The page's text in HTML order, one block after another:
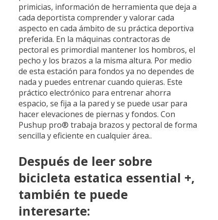
primicias, información de herramienta que deja a
cada deportista comprender y valorar cada
aspecto en cada ámbito de su práctica deportiva
preferida. En la máquinas contractoras de
pectoral es primordial mantener los hombros, el
pecho y los brazos a la misma altura. Por medio
de esta estación para fondos ya no dependes de
nada y puedes entrenar cuando quieras. Este
práctico electrónico para entrenar ahorra
espacio, se fija a la pared y se puede usar para
hacer elevaciones de piernas y fondos. Con
Pushup pro® trabaja brazos y pectoral de forma
sencilla y eficiente en cualquier área..
Después de leer sobre
bicicleta estatica essential +,
también te puede
interesarte: